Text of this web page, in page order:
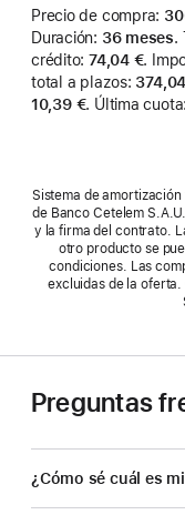
Precio de compra:
Duración: 36 meses.
crédito: 74,04 €.
total a plazos:
10,39 €. Última cuota:
Sistema de
de Banco Cetelem
y la firma del contrato.
otro producto se
condiciones. Las
excluidas de la
Preguntas
¿Cómo sé cuál es